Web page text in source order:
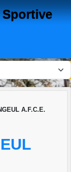
Sportive
A.F.C.E.